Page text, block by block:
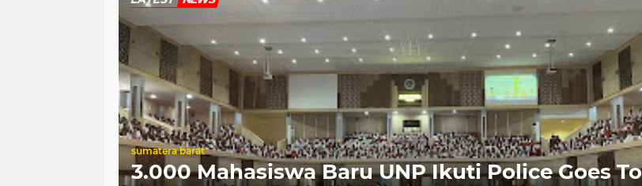
sumatera barat
3.000 Mahasiswa Baru UNP Ikuti Police Goes To